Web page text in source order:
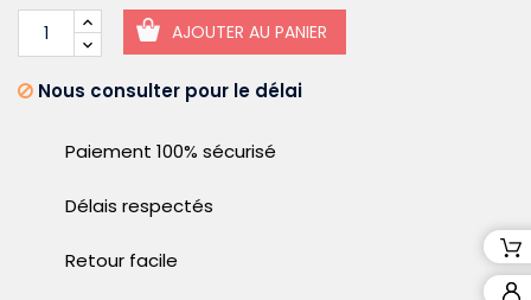
AJOUTER AU PANIER
Nous consulter pour le délai
Paiement 100% sécurisé
Délais respectés
Retour facile